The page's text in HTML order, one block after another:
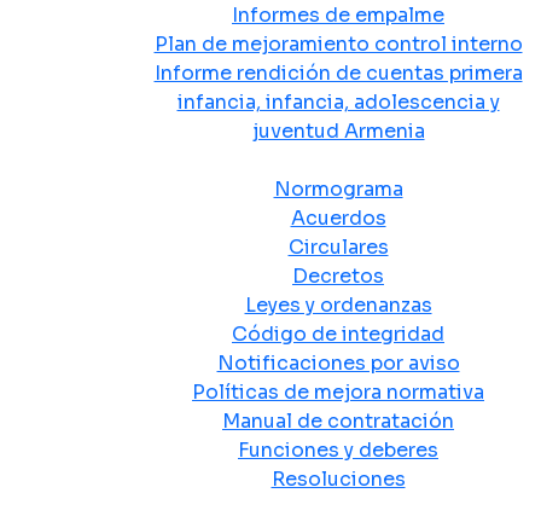
Informes de empalme
Plan de mejoramiento control interno
Informe rendición de cuentas primera
infancia, infancia, adolescencia y
juventud Armenia
Normograma
Acuerdos
Circulares
Decretos
Leyes y ordenanzas
Código de integridad
Notificaciones por aviso
Políticas de mejora normativa
Manual de contratación
Funciones y deberes
Resoluciones